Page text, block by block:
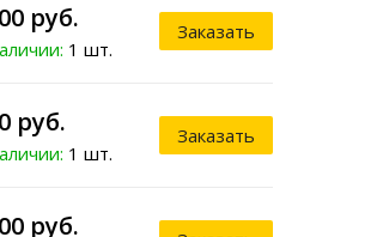
руб.
1 шт.
Заказать
руб.
1 шт.
Заказать
руб.